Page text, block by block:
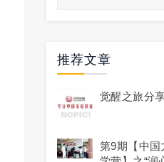
推荐文章
觉醒之旅分
第9期【中国